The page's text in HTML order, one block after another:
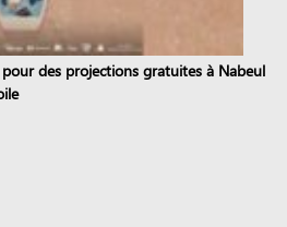
des projections gratuites à Nabeul